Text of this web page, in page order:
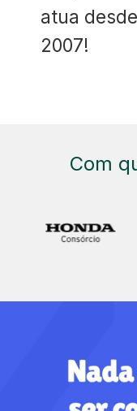
atua desde
2007!
Com